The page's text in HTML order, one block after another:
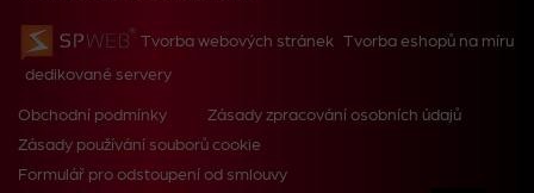
Tvorba webových stránek Tvorba eshopů na míru
dedikované servery
Obchodní podmínky
Zásady zpracování osobních údajů
Zásady používání souborů cookie
Formulář pro odstoupení od smlouvy